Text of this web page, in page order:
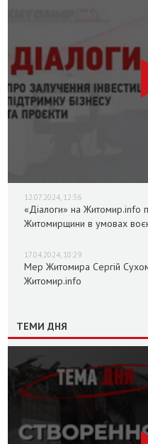
12.07.2024, 12:36
«Діалоги» на Житомир.info
Житомирщини в умовах
17.04.2024, 10:29
Мер Житомира Сергій
Житомир.info
ТЕМИ ДНЯ